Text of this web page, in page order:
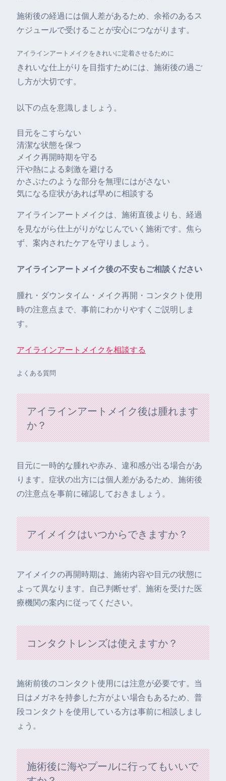
施術後の経過には個人差があるため、余裕のあるス
ケジュールで受けることが安心につながります。
アイラインアートメイクをきれいに定着させるために
きれいな仕上がりを目指すためには、施術後の過ご
し方が大切です。
以下の点を意識しましょう。
目元をこすらない
清潔な状態を保つ
メイク再開時期を守る
汗や熱による刺激を避ける
かさぶたのような部分を無理にはがさない
気になる症状があれば早めに相談する
アイラインアートメイクは、施術直後よりも、経過
を見ながら仕上がりがなじんでいく施術です。焦ら
ず、案内されたケアを守りましょう。
アイラインアートメイク後の不安もご相談ください
腫れ・ダウンタイム・メイク再開・コンタクト使用
時の注意点まで、事前にわかりやすくご説明しま
す。
アイラインアートメイクを相談する
よくある質問
アイラインアートメイク後は腫れます
か？
目元に一時的な腫れや赤み、違和感が出る場合があ
ります。症状の出方には個人差があるため、施術後
の注意点を事前に確認しておきましょう。
アイメイクはいつからできますか？
アイメイクの再開時期は、施術内容や目元の状態に
よって異なります。自己判断せず、施術を受けた医
療機関の案内に従ってください。
コンタクトレンズは使えますか？
施術前後のコンタクト使用には注意が必要です。当
日はメガネを持参した方がよい場合もあるため、普
段コンタクトを使用している方は事前に相談しまし
ょう。
施術後に海やプールに行ってもいいで